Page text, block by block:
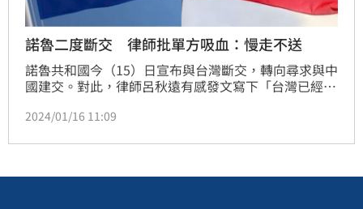
諾魯二度斷交 律師批單方吸血：慢走不送
諾魯共和國今（15）日宣布與台灣斷交，轉向尋求與中
國建交。對此，律師呂秋遠有感發文寫下「台灣已經仁
為了多一個邦交國承認中華民國，真的一點必要也沒
2024/01/16 11:09